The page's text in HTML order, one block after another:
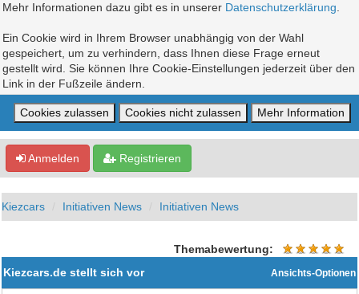
Mehr Informationen dazu gibt es in unserer Datenschutzerklärung
Ein Cookie wird in Ihrem Browser unabhängig von der Wahl
gespeichert, um zu verhindern, dass Ihnen diese Frage erneut
gestellt wird. Sie können Ihre Cookie-Einstellungen jederzeit über den
Link in der Fußzeile ändern.
Anmelden Registrieren
Kiezcars Initiativen News Initiativen News
Themabewertung:
Ansichts-Optionen
Kiezcars.de stellt sich vor